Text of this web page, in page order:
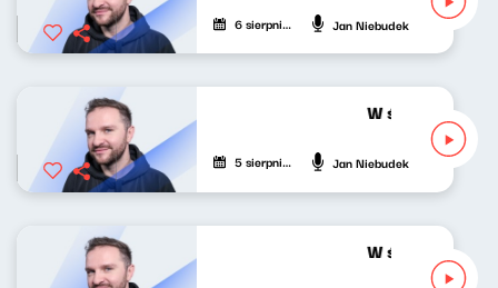
6 sierpnia 2026 Jan Niebudek
W środku dnia
5 sierpnia 2026 Jan Niebudek
W środku dnia